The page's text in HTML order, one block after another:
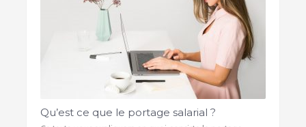
Qu’est ce que le portage salarial ?